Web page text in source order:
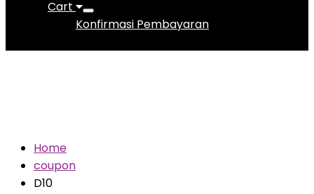
Cart
Konfirmasi Pembayaran
Home
coupon
D10